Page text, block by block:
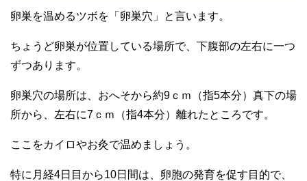
卵巣を温めるツボを「卵巣穴」と言います。
ちょうど卵巣が位置している場所で、下腹部の左右に一つ
ずつあります。
卵巣穴の場所は、おへそから約9ｃｍ（指5本分）真下の場
所から、左右に7ｃｍ（指4本分）離れたところです。
ここをカイロやお灸で温めましょう。
特に月経4日目から10日間は、卵胞の発育を促す目的で、